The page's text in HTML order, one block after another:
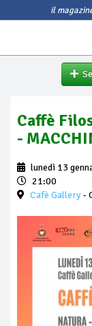
il
Caffè
-
lunedì 13
21:00
Cafè Gallery-